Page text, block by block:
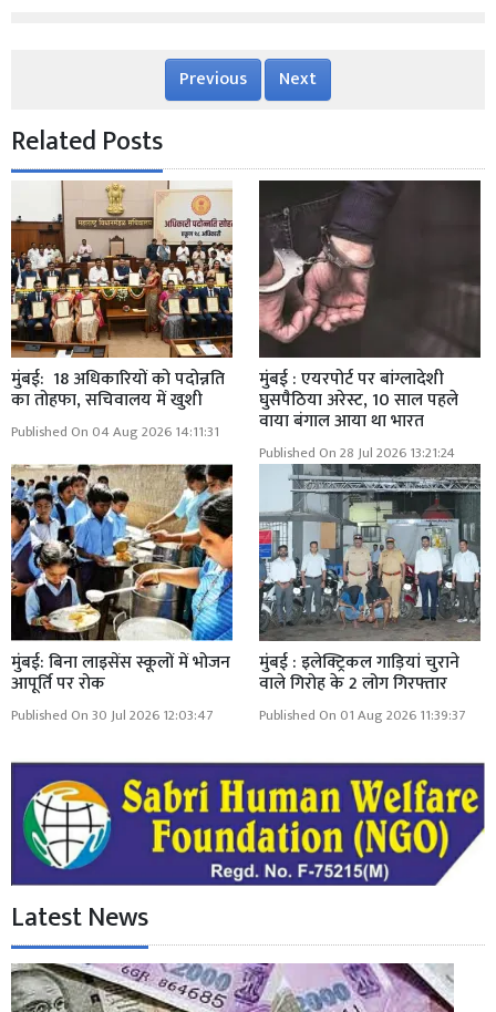
Previous Next
Related Posts
मुंबई: 18 अधिकारियों को पदोन्नति
का तोहफा, सचिवालय में खुशी
Published On 04 Aug 2026 14:11:31
मुंबई : एयरपोर्ट पर बांग्लादेशी
घुसपैठिया अरेस्ट, 10 साल पहले
वाया बंगाल आया था भारत
Published On 28 Jul 2026 13:21:24
मुंबई: बिना लाइसेंस स्कूलों में भोजन
आपूर्ति पर रोक
Published On 30 Jul 2026 12:03:47
मुंबई : इलेक्ट्रिकल गाड़ियां चुराने
वाले गिरोह के 2 लोग गिरफ्तार
Published On 01 Aug 2026 11:39:37
Latest News